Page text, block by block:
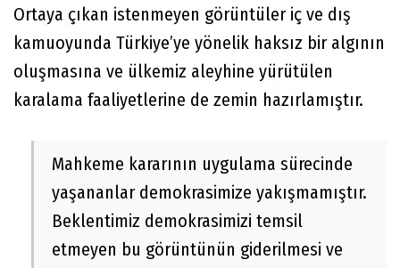
Ortaya çıkan istenmeyen görüntüler iç ve dış
kamuoyunda Türkiye’ye yönelik haksız bir algının
oluşmasına ve ülkemiz aleyhine yürütülen
karalama faaliyetlerine de zemin hazırlamıştır.
Mahkeme kararının uygulama sürecinde
yaşananlar demokrasimize yakışmamıştır.
Beklentimiz demokrasimizi temsil
etmeyen bu görüntünün giderilmesi ve